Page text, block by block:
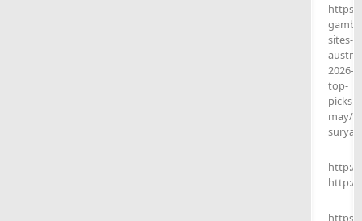
sites-
2026-
top-
picks-
may/
http://
http://